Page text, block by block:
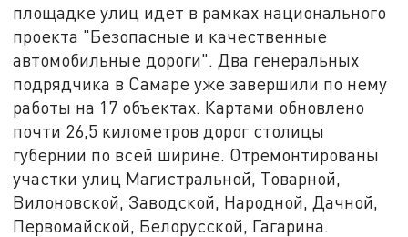
площадке улиц идет в рамках национального
проекта "Безопасные и качественные
автомобильные дороги". Два генеральных
подрядчика в Самаре уже завершили по нему
работы на 17 объектах. Картами обновлено
почти 26,5 километров дорог столицы
губернии по всей ширине. Отремонтированы
участки улиц Магистральной, Товарной,
Вилоновской, Заводской, Народной, Дачной,
Первомайской, Белорусской, Гагарина.